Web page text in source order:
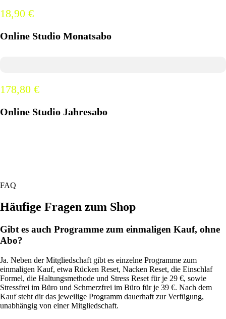
18,90 €
Online Studio Monatsabo
178,80 €
Online Studio Jahresabo
FAQ
Häufige Fragen zum Shop
Gibt es auch Programme zum einmaligen Kauf, ohne
Abo?
Ja. Neben der Mitgliedschaft gibt es einzelne Programme zum
einmaligen Kauf, etwa Rücken Reset, Nacken Reset, die Einschlaf
Formel, die Haltungsmethode und Stress Reset für je 29 €, sowie
Stressfrei im Büro und Schmerzfrei im Büro für je 39 €. Nach dem
Kauf steht dir das jeweilige Programm dauerhaft zur Verfügung,
unabhängig von einer Mitgliedschaft.